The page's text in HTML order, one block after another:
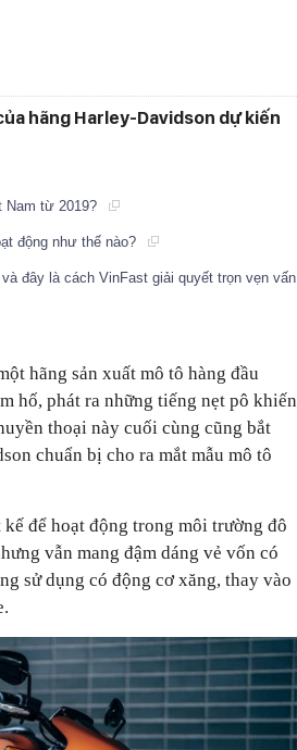
hãng Harley-Davidson dự kiến
Nam từ 2019?
động như thế nào?
đây là cách VinFast giải quyết trọn vẹn vấn
hãng sản xuất mô tô hàng đầu
hố, phát ra những tiếng nẹt pô khiến
thoại này cuối cùng cũng bắt
chuẩn bị cho ra mắt mẫu mô tô
để hoạt động trong môi trường đô
vẫn mang đậm dáng vẻ vốn có
sử dụng có động cơ xăng, thay vào